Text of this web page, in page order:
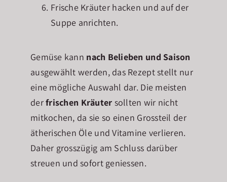
Frische Kräuter hacken und auf der
Suppe anrichten.
Gemüse kann nach Belieben und Saison
ausgewählt werden, das Rezept stellt nur
eine mögliche Auswahl dar. Die meisten
derfrischen Kräuter sollten wir nicht
mitkochen, da sie so einen Grossteil der
ätherischen Öle und Vitamine verlieren.
Daher grosszügig am Schluss darüber
streuen und sofort geniessen.